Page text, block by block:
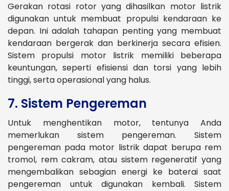
Gerakan rotasi rotor yang dihasilkan motor listrik
digunakan untuk membuat propulsi kendaraan ke
depan. Ini adalah tahapan penting yang membuat
kendaraan bergerak dan berkinerja secara efisien.
Sistem propulsi motor listrik memiliki beberapa
keuntungan, seperti efisiensi dan torsi yang lebih
tinggi, serta operasional yang halus.
7. Sistem Pengereman
Untuk menghentikan motor, tentunya Anda
memerlukan sistem pengereman. Sistem
pengereman pada motor listrik dapat berupa rem
tromol, rem cakram, atau sistem regeneratif yang
mengembalikan sebagian energi ke baterai saat
pengereman untuk digunakan kembali. Sistem